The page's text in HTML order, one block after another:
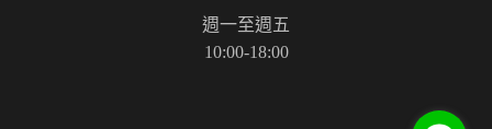
週一至週五
10:00-18:00